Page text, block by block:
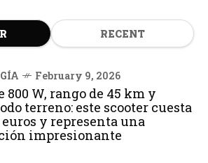
RECENT
February 9, 2026
800 W, rango de 45 km y
terreno: este scooter cuesta
euros y representa una
impresionante